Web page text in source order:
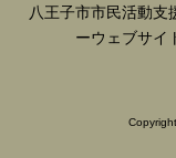
八王子市市民活動支
ーウェブサイ
Copyright